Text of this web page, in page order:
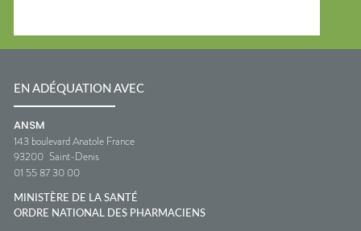
EN ADÉQUATION AVEC
ANSM
143 boulevard Anatole France
93200 Saint-Denis
01 55 87 30 00
MINISTÈRE DE LA SANTÉ
ORDRE NATIONAL DES PHARMACIENS